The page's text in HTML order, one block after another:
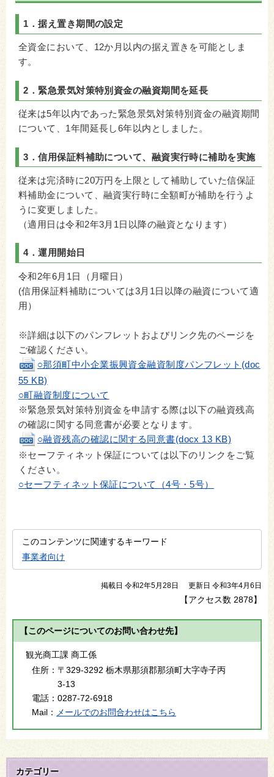
1．据え置き期間の設定
全資金において、12か月以内の据え置きを可能としま
す。
2．緊急景気対策特別資金の融資期間を延長
従来は5年以内であった緊急景気対策特別資金の融資期間
について、1年間延長し6年以内としました。
3．信用保証料補助について、融資実行時に補助を実施
従来は完済時に20万円を上限として補助していた信保証
料補助金について、融資実行時に全額町が補助を行うよ
うに変更しました。
（適用日は令和2年3月1日以降の融資となります）
4．運用開始日
令和2年6月1日（月曜日）
(信用保証料補助については3月1日以降の融資について適
用）
※詳細は以下のパンフレットおよびリンク先のページを
ご確認ください。
○那須町中小企業振興資金融資制度パンフレット(doc
55 KB)
○町融資制度について
※緊急景気対策特別資金を申請する際は以下の融資残高
の確認に関する同意書が必要となります。
○融資残高の確認に関する同意書(docx 13 KB)
※セーフティネット保証については以下のリンクをご覧
ください。
○セーフティネット保証について（4号・5号）
このコンテンツに関連するキーワード
事業者向け
掲載日 令和2年5月28日 更新日 令和3年4月6日
【アクセス数 2878】
【このページについてのお問い合わせ先】
観光商工課 商工係
住所： 〒329-3292 栃木県那須郡那須町大字寺子丙
3-13
電話： 0287-72-6918
Mail：
メールでのお問合わせはこちら
カテゴリー